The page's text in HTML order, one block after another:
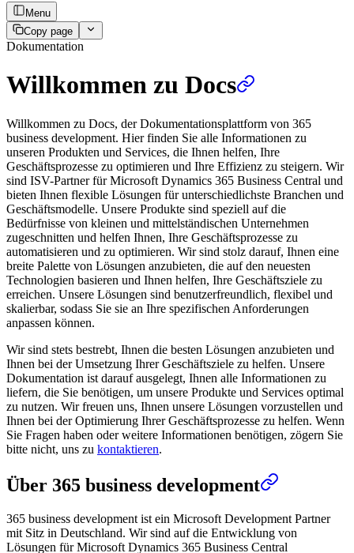
Menu
Copy page
Dokumentation
Willkommen zu Docs
Willkommen zu Docs, der Dokumentationsplattform von 365
business development. Hier finden Sie alle Informationen zu
unseren Produkten und Services, die Ihnen helfen, Ihre
Geschäftsprozesse zu optimieren und Ihre Effizienz zu steigern. Wir
sind ISV-Partner für Microsoft Dynamics 365 Business Central und
bieten Ihnen flexible Lösungen für unterschiedlichste Branchen und
Geschäftsmodelle. Unsere Produkte sind speziell auf die
Bedürfnisse von kleinen und mittelständischen Unternehmen
zugeschnitten und helfen Ihnen, Ihre Geschäftsprozesse zu
automatisieren und zu optimieren. Wir sind stolz darauf, Ihnen eine
breite Palette von Lösungen anzubieten, die auf den neuesten
Technologien basieren und Ihnen helfen, Ihre Geschäftsziele zu
erreichen. Unsere Lösungen sind benutzerfreundlich, flexibel und
skalierbar, sodass Sie sie an Ihre spezifischen Anforderungen
anpassen können.
Wir sind stets bestrebt, Ihnen die besten Lösungen anzubieten und
Ihnen bei der Umsetzung Ihrer Geschäftsziele zu helfen. Unsere
Dokumentation ist darauf ausgelegt, Ihnen alle Informationen zu
liefern, die Sie benötigen, um unsere Produkte und Services optimal
zu nutzen. Wir freuen uns, Ihnen unsere Lösungen vorzustellen und
Ihnen bei der Optimierung Ihrer Geschäftsprozesse zu helfen. Wenn
Sie Fragen haben oder weitere Informationen benötigen, zögern Sie
bitte nicht, uns zu kontaktieren.
Über 365 business development
365 business development ist ein Microsoft Development Partner
mit Sitz in Deutschland. Wir sind auf die Entwicklung von
Lösungen für Microsoft Dynamics 365 Business Central